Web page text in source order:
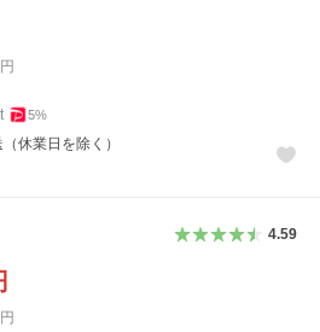
円
5%
休業日を除く）
4.59
円